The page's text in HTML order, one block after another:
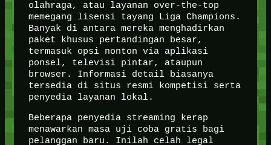
olahraga, atau layanan over-the-top
memegang lisensi tayang Liga Champions.
Banyak di antara mereka menghadirkan
paket khusus pertandingan besar,
termasuk opsi nonton via aplikasi
ponsel, televisi pintar, ataupun
browser. Informasi detail biasanya
tersedia di situs resmi kompetisi serta
penyedia layanan lokal.
Beberapa penyedia streaming kerap
menawarkan masa uji coba gratis bagi
pelanggan baru. Inilah celah legal